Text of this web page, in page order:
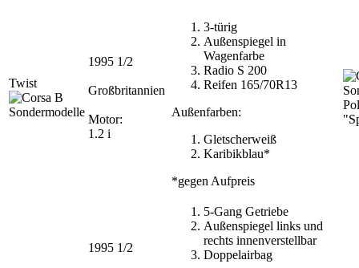
Twist
1995 1/2
Großbritannien
Motor:
1.2 i
3-türig
Außenspiegel in
Wagenfarbe
Radio S 200
Reifen 165/70R13
Außenfarben:
Gletscherweiß
Karibikblau*
*gegen Aufpreis
1995 1/2
5-Gang Getriebe
Außenspiegel links und
rechts innenverstellbar
Doppelairbag